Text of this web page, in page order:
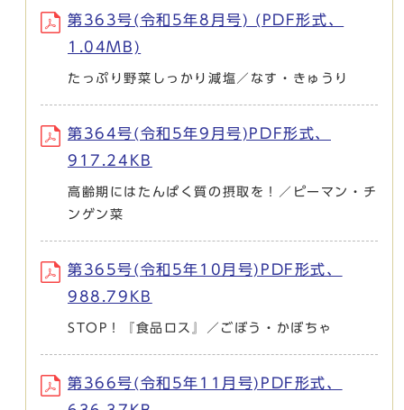
第363号(令和5年8月号) (PDF形式、
1.04MB)
たっぷり野菜しっかり減塩／なす・きゅうり
第364号(令和5年9月号)PDF形式、
917.24KB
高齢期にはたんぱく質の摂取を！／ピーマン・チ
ンゲン菜
第365号(令和5年10月号)PDF形式、
988.79KB
STOP！『食品ロス』／ごぼう・かぼちゃ
第366号(令和5年11月号)PDF形式、